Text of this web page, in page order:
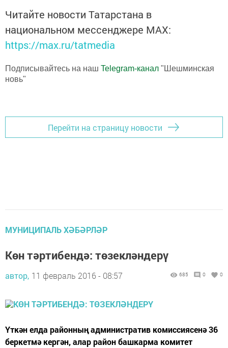
Читайте новости Татарстана в
национальном мессенджере MАХ:
https://max.ru/tatmedia
Подписывайтесь на наш Telegram-канал "Шешминская
новь"
Перейти на страницу новости
МУНИЦИПАЛЬ ХӘБӘРЛӘР
Көн тәртибендә: төзекләндерү
автор, 11 февраль 2016 - 08:57 685 0 0
Үткән елда районның административ комиссиясенә 36
беркетмә кергән, алар район башкарма комитет